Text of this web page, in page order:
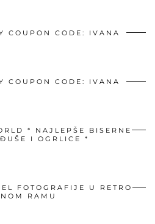
COUPON CODE: IVANA
COUPON CODE: IVANA
* NAJLEPŠE BISERNE
I OGRLICE *
FOTOGRAFIJE U RETRO
RAMU